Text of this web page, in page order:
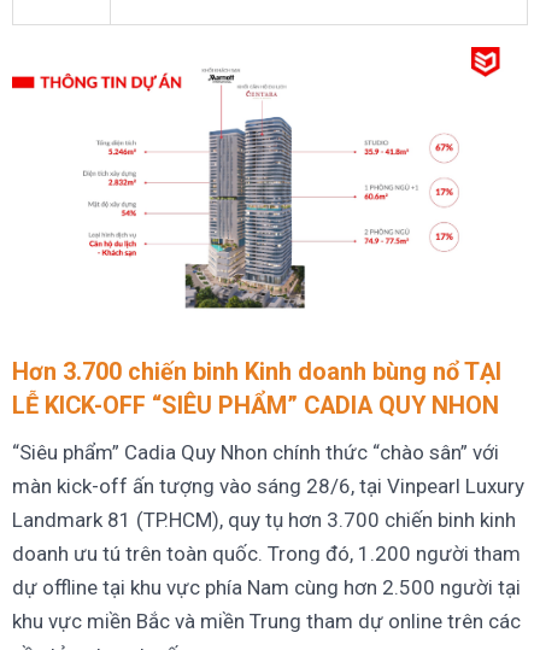
Hơn 3.700 chiến binh Kinh doanh bùng nổ TẠI
LỄ KICK-OFF “SIÊU PHẨM” CADIA QUY NHON
“Siêu phẩm” Cadia Quy Nhon chính thức “chào sân” với
màn kick-off ấn tượng vào sáng 28/6, tại Vinpearl Luxury
Landmark 81 (TP.HCM), quy tụ hơn 3.700 chiến binh kinh
doanh ưu tú trên toàn quốc. Trong đó, 1.200 người tham
dự offline tại khu vực phía Nam cùng hơn 2.500 người tại
khu vực miền Bắc và miền Trung tham dự online trên các